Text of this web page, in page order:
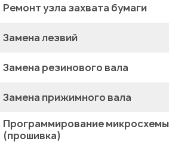
Ремонт узла захвата бумаги
Замена лезвий
Замена резинового вала
Замена прижимного вала
Программирование микросхемы
(прошивка)